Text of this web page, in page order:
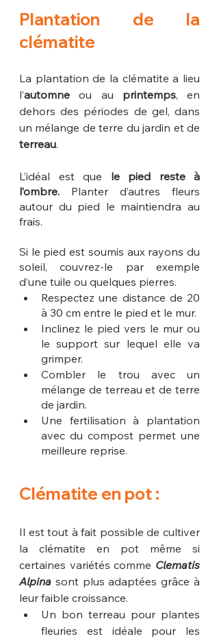
Plantation de la
clématite
La plantation de la clématite a lieu
l’automne ou au printemps, en
dehors des périodes de gel, dans
terreau.
L’idéal est que le pied reste à
l’ombre. Planter d’autres fleurs
autour du pied le maintiendra au
frais.
Si le pied est soumis aux rayons du
soleil, couvrez-le par exemple
d’une tuile ou quelques pierres.
Respectez une distance de 20
à 30 cm entre le pied et le mur.
Inclinez le pied vers le mur ou
le support sur lequel elle va
grimper.
Combler le trou avec un
mélange de terreau et de terre
de jardin.
Une fertilisation à plantation
avec du compost permet une
meilleure reprise.
Clématite en pot :
Il est tout à fait possible de cultiver
la clématite en pot même si
certaines variétés comme Clematis
Alpina sont plus adaptées grâce à
leur faible croissance.
Un bon terreau pour plantes
fleuries est idéale pour les